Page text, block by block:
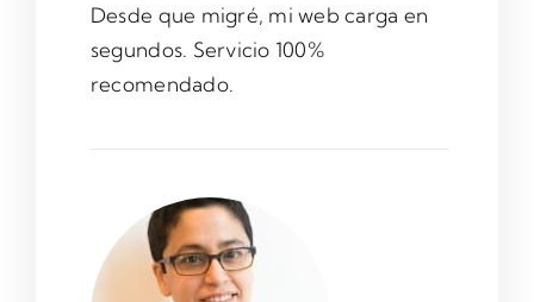
Desde que migré, mi web carga en
segundos. Servicio 100%
recomendado.